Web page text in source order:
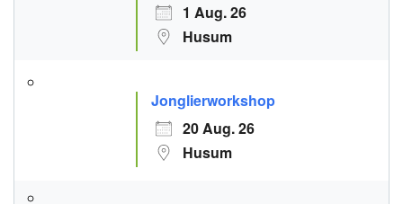
1 Aug. 26
Husum
Jonglierworkshop
20 Aug. 26
Husum